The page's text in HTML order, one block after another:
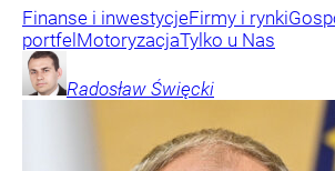
Finanse i inwestycjeFirmy i rynki
portfel MotoryzacjaTylko u Nas
Radosław Święcki